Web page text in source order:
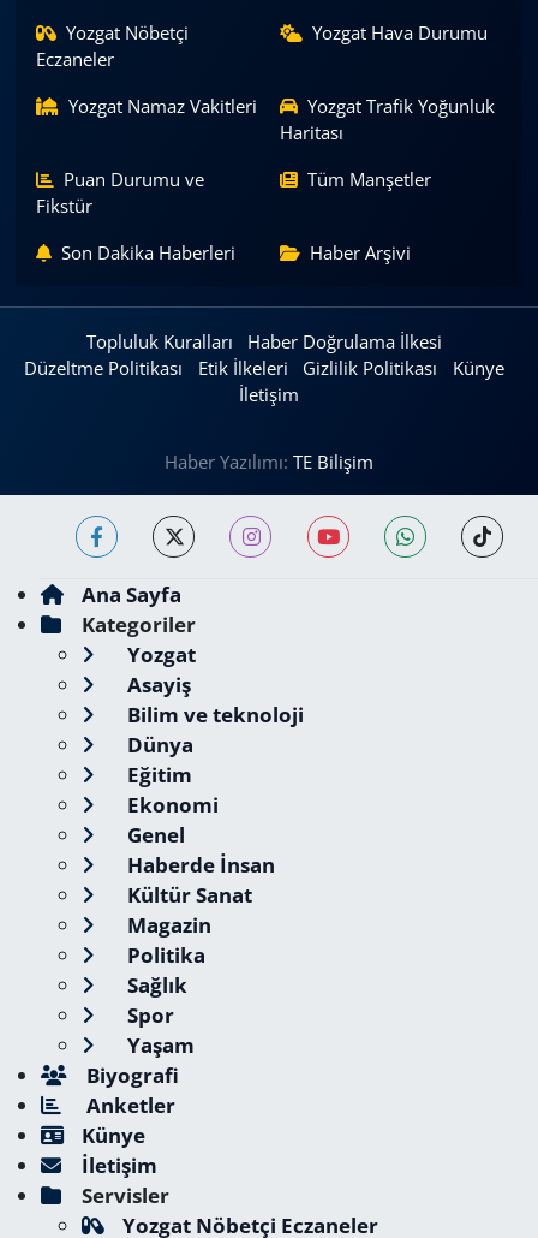
Yozgat Nöbetçi
Eczaneler
Yozgat Hava Durumu
Yozgat Namaz Vakitleri
Yozgat Trafik Yoğunluk
Haritası
Puan Durumu ve
Fikstür
Tüm Manşetler
Son Dakika Haberleri Haber Arşivi
Topluluk Kuralları
Haber Doğrulama İlkesi
Düzeltme Politikası
Etik İlkeleri Gizlilik Politikası
Künye
İletişim
Haber Yazılımı: TE Bilişim
Ana Sayfa
Kategoriler
Yozgat
Asayiş
Bilim ve teknoloji
Dünya
Eğitim
Ekonomi
Genel
Haberde İnsan
Kültür Sanat
Magazin
Politika
Sağlık
Spor
Yaşam
Biyografi
Anketler
Künye
İletişim
Servisler
Yozgat Nöbetçi Eczaneler